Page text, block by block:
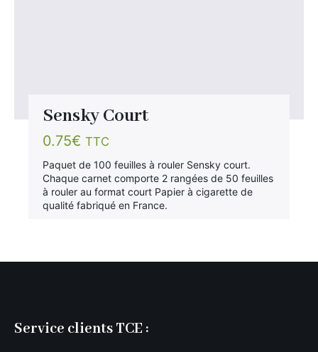
Sensky Court
0.75€ TTC
Paquet de 100 feuilles à rouler Sensky court.
Chaque carnet comporte 2 rangées de 50 feuilles
à rouler au format court Papier à cigarette de
qualité fabriqué en France.
Service clients TCE :